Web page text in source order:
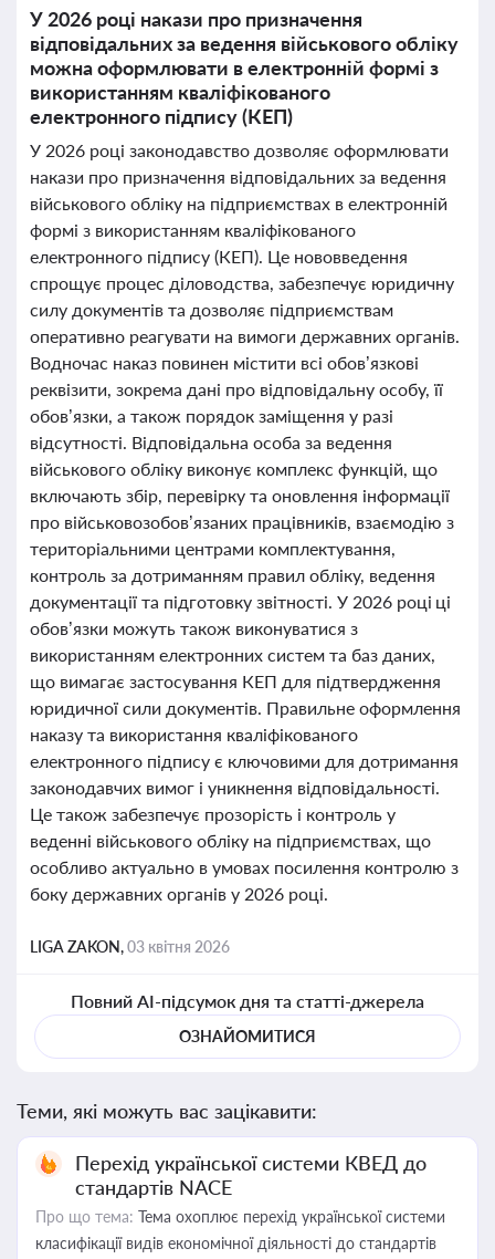
У 2026 році накази про призначення
відповідальних за ведення військового обліку
можна оформлювати в електронній формі з
використанням кваліфікованого
електронного підпису (КЕП)
У 2026 році законодавство дозволяє оформлювати
накази про призначення відповідальних за ведення
військового обліку на підприємствах в електронній
формі з використанням кваліфікованого
електронного підпису (КЕП). Це нововведення
спрощує процес діловодства, забезпечує юридичну
силу документів та дозволяє підприємствам
оперативно реагувати на вимоги державних органів.
Водночас наказ повинен містити всі обов’язкові
реквізити, зокрема дані про відповідальну особу, її
обов’язки, а також порядок заміщення у разі
відсутності. Відповідальна особа за ведення
військового обліку виконує комплекс функцій, що
включають збір, перевірку та оновлення інформації
про військовозобов’язаних працівників, взаємодію з
територіальними центрами комплектування,
контроль за дотриманням правил обліку, ведення
документації та підготовку звітності. У 2026 році ці
обов’язки можуть також виконуватися з
використанням електронних систем та баз даних,
що вимагає застосування КЕП для підтвердження
юридичної сили документів. Правильне оформлення
наказу та використання кваліфікованого
електронного підпису є ключовими для дотримання
законодавчих вимог і уникнення відповідальності.
Це також забезпечує прозорість і контроль у
веденні військового обліку на підприємствах, що
особливо актуально в умовах посилення контролю з
боку державних органів у 2026 році.
LIGA ZAKON,03 квітня 2026
Повний AI-підсумок дня та статті-джерела
ОЗНАЙОМИТИСЯ
Теми, які можуть вас зацікавити:
Перехід української системи КВЕД до
стандартів NACE
Про що тема: Тема охоплює перехід української системи
класифікації видів економічної діяльності до стандартів